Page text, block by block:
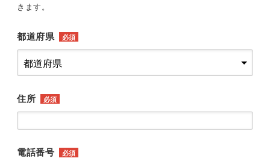
きます。
都道府県 必須
住所 必須
電話番号 必須